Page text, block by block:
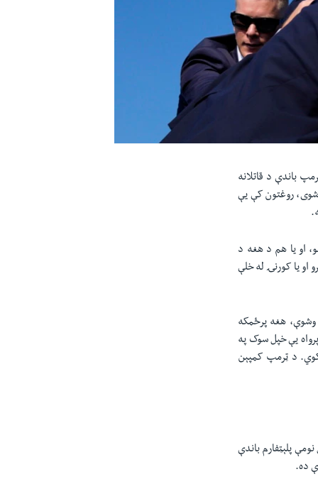
باندې د قاتلانه
روغتون کې یې
او یا هم د هغه د
او یا کورنۍ له خلې
وشوې، هغه پرځمکه
یې خپل سوک په
د ټرمپ کمپېن
نومې پلېټفارم باندې
ده.